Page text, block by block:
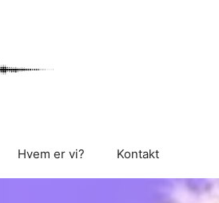
Hvem er vi? Kontakt